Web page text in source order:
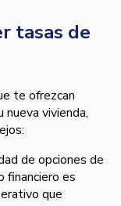
tasas de
te ofrezcan
vivienda,
de opciones de
financiero es
que